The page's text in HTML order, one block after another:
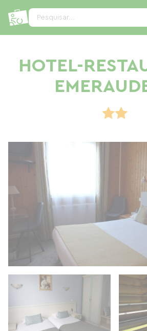
Pesquisar...
HOTEL-
Painel de Gerenciamento de